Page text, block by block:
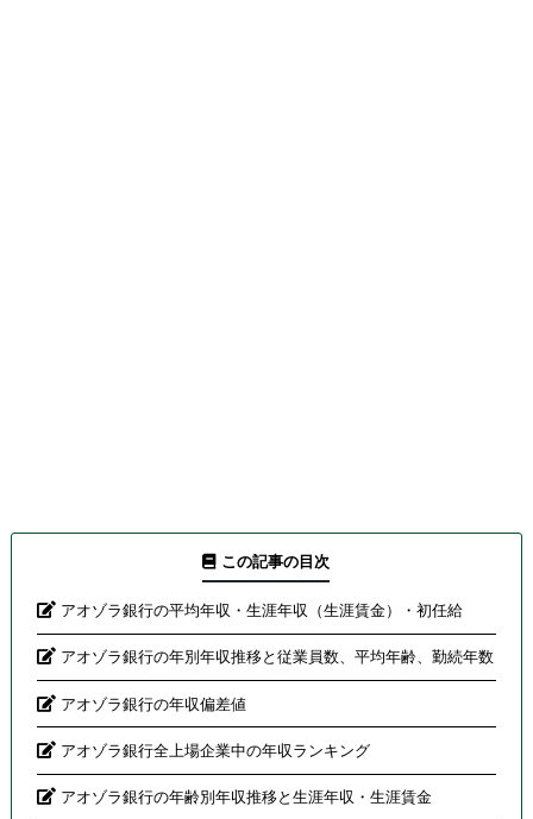
この記事の目次
アオゾラ銀行の平均年収・生涯年収（生涯賃金）・初任給
アオゾラ銀行の年別年収推移と従業員数、平均年齢、勤続年数
アオゾラ銀行の年収偏差値
アオゾラ銀行全上場企業中の年収ランキング
アオゾラ銀行の年齢別年収推移と生涯年収・生涯賃金